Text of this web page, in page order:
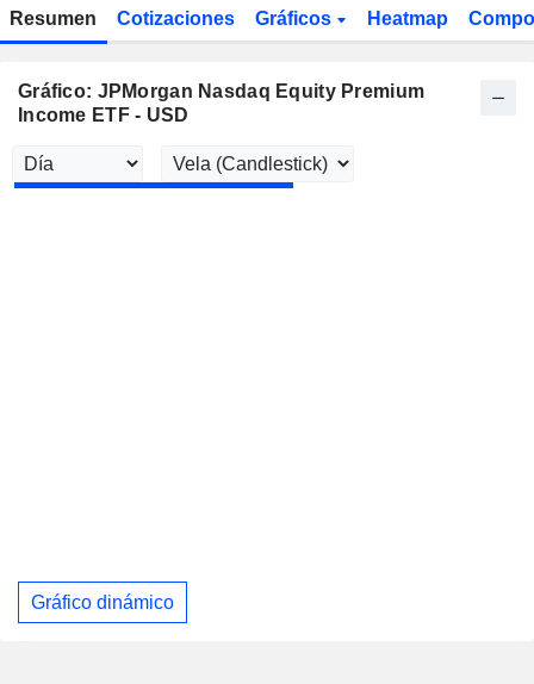
Resumen Cotizaciones Gráficos Heatmap
Gráfico: JPMorgan Nasdaq Equity Premium
Income ETF - USD
Gráfico dinámico